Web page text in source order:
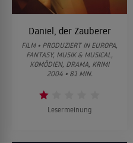
Daniel, der Zauberer
FILM • PRODUZIERT IN EUROPA,
FANTASY, MUSIK & MUSICAL,
KOMÖDIEN, DRAMA, KRIMI
2004 • 81 MIN.
Lesermeinung